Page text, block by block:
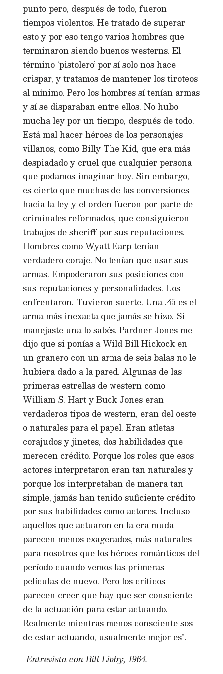
punto pero, después de todo, fueron
tiempos violentos. He tratado de superar
esto y por eso tengo varios hombres que
terminaron siendo buenos westerns. El
término ‘pistolero’ por sí solo nos hace
crispar, y tratamos de mantener los tiroteos
al mínimo. Pero los hombres sí tenían armas
y sí se disparaban entre ellos. No hubo
mucha ley por un tiempo, después de todo.
Está mal hacer héroes de los personajes
villanos, como Billy The Kid, que era más
despiadado y cruel que cualquier persona
que podamos imaginar hoy. Sin embargo,
es cierto que muchas de las conversiones
hacia la ley y el orden fueron por parte de
criminales reformados, que consiguieron
trabajos de sheriff por sus reputaciones.
Hombres como Wyatt Earp tenían
verdadero coraje. No tenían que usar sus
armas. Empoderaron sus posiciones con
sus reputaciones y personalidades. Los
enfrentaron. Tuvieron suerte. Una .45 es el
arma más inexacta que jamás se hizo. Si
manejaste una lo sabés. Pardner Jones me
dijo que si ponías a Wild Bill Hickock en
un granero con un arma de seis balas no le
hubiera dado a la pared. Algunas de las
primeras estrellas de western como
William S. Hart y Buck Jones eran
verdaderos tipos de western, eran del oeste
o naturales para el papel. Eran atletas
corajudos y jinetes, dos habilidades que
merecen crédito. Porque los roles que esos
actores interpretaron eran tan naturales y
porque los interpretaban de manera tan
simple, jamás han tenido suficiente crédito
por sus habilidades como actores. Incluso
aquellos que actuaron en la era muda
parecen menos exagerados, más naturales
para nosotros que los héroes románticos del
período cuando vemos las primeras
películas de nuevo. Pero los críticos
parecen creer que hay que ser consciente
de la actuación para estar actuando.
Realmente mientras menos consciente sos
de estar actuando, usualmente mejor es”.
-Entrevista con Bill Libby, 1964.